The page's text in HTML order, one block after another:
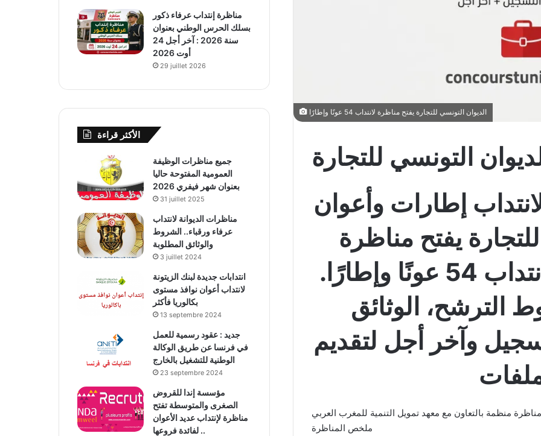
الديوان التونسي للتجارة يفتح مناظرة لانتداب 54 عونًا وإطارًا
التونسي للتجارة
إطارات وأعوان
يفتح مناظرة
خارجية بالملفات لانتداب 54 عونًا وإطارًا.
الوثائق
وآخر أجل لتقديم
ملخص المناظرة
مناظرة إنتداب عرفاء ذكور
بسلك الحرس الوطني بعنوان
سنة 2026 : آخر أجل 24
أوت 2026
29 juillet 2026
الأكثر قراءة
جميع مناظرات الوظيفة
العمومية المفتوحة حاليا
بعنوان شهر فيفري 2026
31 juillet 2025
مناظرات الديوانة لانتداب
عرفاء ورقباء.. الشروط
والوثائق المطلوبة
3 juillet 2024
انتدابات جديدة لبنك الزيتونة
لانتداب أعوان نوافذ مستوى
بكالوريا فأكثر
13 septembre 2024
جديد : عقود رسمية للعمل
في فرنسا عن طريق الوكالة
الوطنية للتشغيل بالخارج
23 septembre 2024
مؤسسة إندا للقروض
الصغرى والمتوسطة تفتح
مناظرة لإنتداب عديد الأعوان
لفائدة فروعها ..